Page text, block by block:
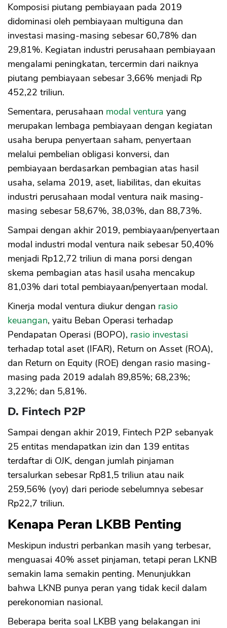
Komposisi piutang pembiayaan pada 2019
didominasi oleh pembiayaan multiguna dan
investasi masing-masing sebesar 60,78% dan
29,81%. Kegiatan industri perusahaan pembiayaan
mengalami peningkatan, tercermin dari naiknya
piutang pembiayaan sebesar 3,66% menjadi Rp
452,22 triliun.
Sementara, perusahaan modal ventura yang
merupakan lembaga pembiayaan dengan kegiatan
usaha berupa penyertaan saham, penyertaan
melalui pembelian obligasi konversi, dan
pembiayaan berdasarkan pembagian atas hasil
usaha, selama 2019, aset, liabilitas, dan ekuitas
industri perusahaan modal ventura naik masing-
masing sebesar 58,67%, 38,03%, dan 88,73%.
Sampai dengan akhir 2019, pembiayaan/penyertaan
modal industri modal ventura naik sebesar 50,40%
menjadi Rp12,72 triliun di mana porsi dengan
skema pembagian atas hasil usaha mencakup
81,03% dari total pembiayaan/penyertaan modal.
Kinerja modal ventura diukur dengan rasio
keuangan, yaitu Beban Operasi terhadap
Pendapatan Operasi (BOPO), rasio investasi
terhadap total aset (IFAR), Return on Asset (ROA),
dan Return on Equity (ROE) dengan rasio masing-
masing pada 2019 adalah 89,85%; 68,23%;
3,22%; dan 5,81%.
D. Fintech P2P
Sampai dengan akhir 2019, Fintech P2P sebanyak
25 entitas mendapatkan izin dan 139 entitas
terdaftar di OJK, dengan jumlah pinjaman
tersalurkan sebesar Rp81,5 triliun atau naik
259,56% (yoy) dari periode sebelumnya sebesar
Rp22,7 triliun.
Kenapa Peran LKBB Penting
Meskipun industri perbankan masih yang terbesar,
menguasai 40% asset pinjaman, tetapi peran LKNB
semakin lama semakin penting. Menunjukkan
bahwa LKNB punya peran yang tidak kecil dalam
perekonomian nasional.
Beberapa berita soal LKBB yang belakangan ini